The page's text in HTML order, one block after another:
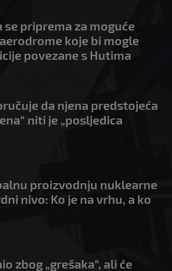
se priprema za moguće
koje bi mogle
povezane s Hutima
da njena predstojeća
niti je „posljedica
proizvodnju nuklearne
nivo: Ko je na vrhu, a ko
zbog „grešaka“, ali će